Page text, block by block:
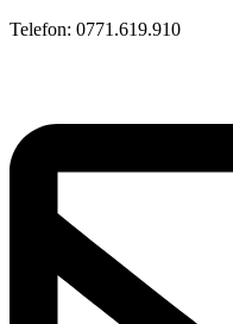
Telefon: 0771.619.910